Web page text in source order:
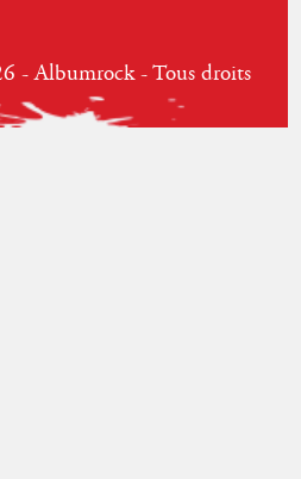
- Albumrock - Tous droits